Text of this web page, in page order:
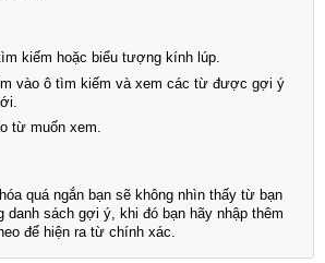
kiếm hoặc biểu tượng kính lúp.
vào ô tìm kiếm và xem các từ được gợi ý
từ muốn xem.
quá ngắn bạn sẽ không nhìn thấy từ bạn
danh sách gợi ý, khi đó bạn hãy nhập thêm
để hiện ra từ chính xác.